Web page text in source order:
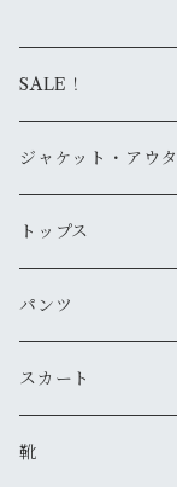
SALE！
ジャケット・アウ
デニムジャケット
古着
新品
レザージャケット
古着
新品
ミリタリージャケッ
古着
ダウンジャケット
トップス
ニット・セーター
古着
新品
カーディガン
Tシャツ・カットソ
パンツ
デニム・ジーンズ
古着
ワークパンツ
スカート
古着
靴